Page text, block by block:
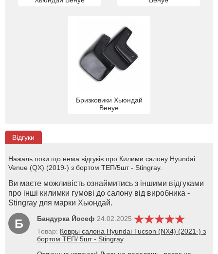
Бризковики Хьюндай
Венуе
Відгуки
Нажаль поки що нема відгуків про Килими салону Hyundai
Venue (QX) (2019-) з бортом ТЕП/5шт - Stingray.
Ви маєте можливість ознаймитись з іншими відгуками
про інші килимки гумові до салону від виробника -
Stingray для марки Хьюндай.
Б Бандурка Йосеф 24.02.2025
Товар: Ковры салона Hyundai Tucson (NX4) (2021-) з
бортом ТЕП/ 5шт - Stingray